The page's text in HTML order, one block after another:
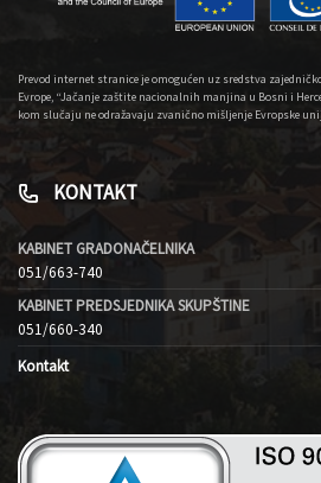
Prevod internet stranice je omogućen uz sredstva
Evrope, “Jačanje zaštite nacionalnih manjina u Bosni i
kom slučaju ne odražavaju zvanično mišljenje Evropske
KONTAKT
KABINET GRADONAČELNIKA
051/663-740
KABINET PREDSJEDNIKA SKUPŠTINE
051/660-340
Kontakt